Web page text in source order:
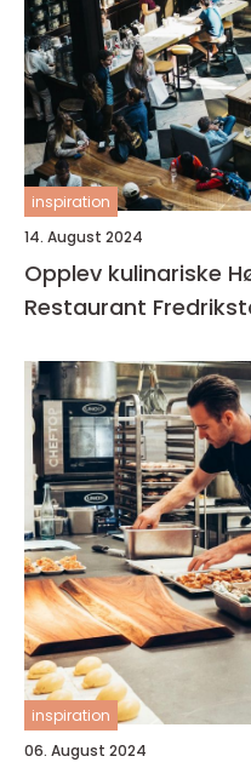
inspiration
14. August 2024
Opplev kulinariske
Restaurant
inspiration
06. August 2024